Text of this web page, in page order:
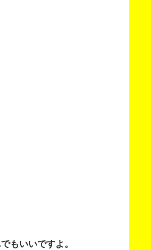
もいいですよ。